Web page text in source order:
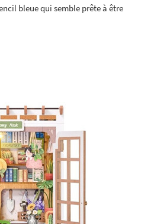
bleue qui semble prête à être